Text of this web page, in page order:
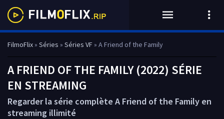
FilmoFlix» Séries » Séries VF » A Friend of the Family
A FRIEND OF THE FAMILY (2022) SÉRIE
EN STREAMING
Regarder la série complète A Friend of the Family en
streaming illimité